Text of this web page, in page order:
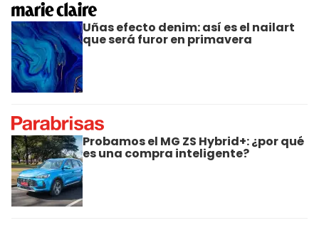
Uñas efecto denim: así es el nailart
que será furor en primavera
Probamos el MG ZS Hybrid+: ¿por qué
es una compra inteligente?